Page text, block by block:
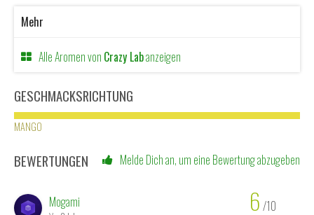
GESCHMACKSRICHTUNG
MANGO
BEWERTUNGEN Melde Dich an, um eine Bewertung abzugeben
Mogami 6 /10
Mehr
Alle Aromen von Crazy Labanzeigen